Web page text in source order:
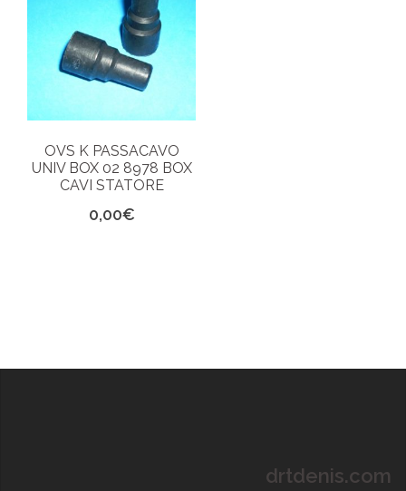
OVS K PASSACAVO
UNIV BOX 02 8978 BOX
CAVI STATORE
0,00€
drtdenis.com